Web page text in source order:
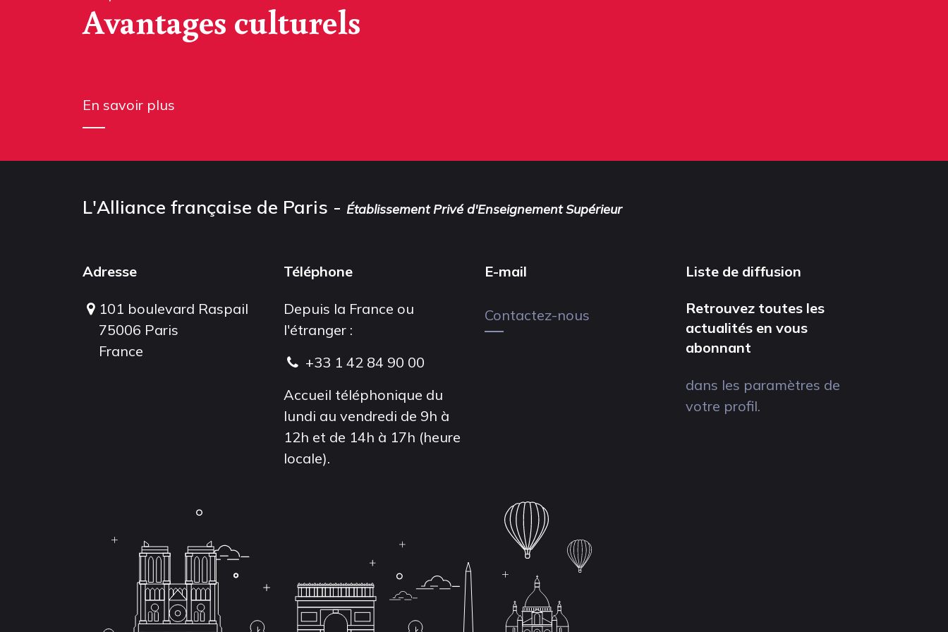
Avantages culturels
En savoir plus
L'Alliance française de Paris - Établissement Privé d'Enseignement Supérieur
Adresse
101 boulevard Raspail
75006 Paris
France
Téléphone
Depuis la France ou
l'étranger :
+33 1 42 84 90 00
Accueil téléphonique du
lundi au vendredi de 9h à
12h et de 14h à 17h (heure
locale).
E-mail
Contactez-nous
Liste de diffusion
Retrouvez toutes les
actualités en vous
abonnant
dans les paramètres de
votre profil.